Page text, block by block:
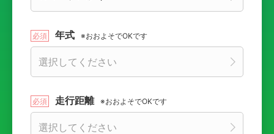
年式 ※おおよそでOKです
走行距離 ※おおよそでOKです